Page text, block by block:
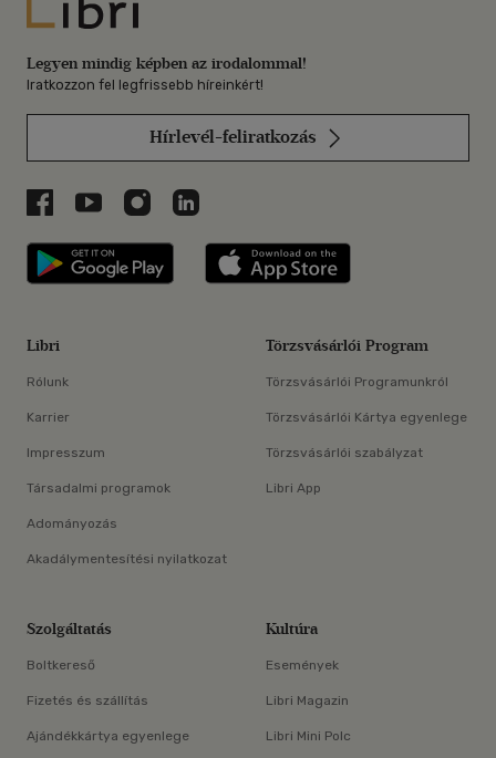
Libri
Legyen mindig képben az irodalommal!
Iratkozzon fel legfrissebb híreinkért!
Hírlevél-feliratkozás
Libri a Facebookon
Libri a Youtube-on
Libri az Instagramon
Libri a LinkedInen
Libri applikáció Szerezd meg: Google
Libri
Rólunk
Karrier
Impresszum
Társadalmi programok
Adományozás
Akadálymentesítési nyilatkozat
Törzsvásárlói Program
Törzsvásárlói Programunkról
Törzsvásárlói Kártya egyenlege
Törzsvásárlói szabályzat
Libri App
Szolgáltatás
Boltkereső
Fizetés és szállítás
Ajándékkártya egyenlege
Kultúra
Események
Libri Magazin
Libri Mini Polc